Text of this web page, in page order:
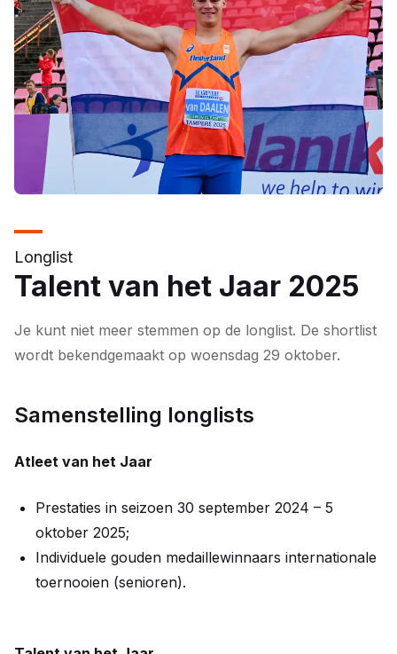
Longlist
Talent van het Jaar 2025
Je kunt niet meer stemmen op de longlist. De shortlist
wordt bekendgemaakt op woensdag 29 oktober.
Samenstelling longlists
Atleet van het Jaar
Prestaties in seizoen 30 september 2024 – 5
oktober 2025;
Individuele gouden medaillewinnaars internationale
toernooien (senioren).